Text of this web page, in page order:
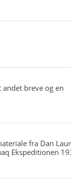
breve og en
fra Dan
Ekspeditionen